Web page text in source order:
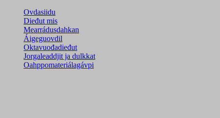
Ovdasiidu
Dieđut mis
Mearrádusdahkan
Áigeguovdil
Oktavuođadieđut
Jorgaleaddjit ja dulkkat
Oahppomateriálagávpi